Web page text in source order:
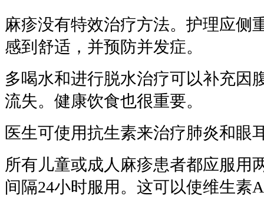
麻疹没有特效治疗方法。护理应侧
感到舒适，并预防并发症。
多喝水和进行脱水治疗可以补充因
流失。健康饮食也很重要。
医生可使用抗生素来治疗肺炎和眼
所有儿童或成人麻疹患者都应服用
间隔24小时服用。这可以使维生素